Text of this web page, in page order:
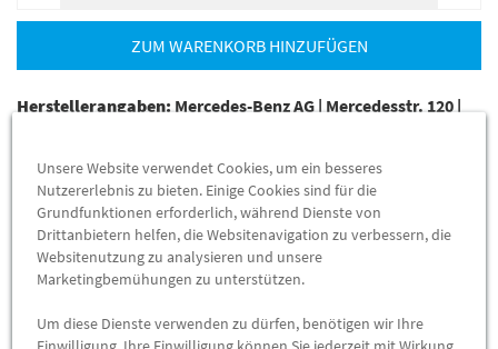
ZUM WARENKORB HINZUFÜGEN
Herstellerangaben:Mercedes-Benz AG |Mercedesstr. 120 |
dialog.mb@mercedes-benz.com
Webseite:
https://www.mercedes-benz.com
Mercedes-Benz GPS-Dachantenne Sprinter W906 – Originalteil
für besten Empfang
entscheidend. Die Original
Mercedes-Benz GPS-Dachantenne
Unsere Website verwendet Cookies, um ein besseres
Nutzererlebnis zu bieten. Einige Cookies sind für die
Grundfunktionen erforderlich, während Dienste von
Drittanbietern helfen, die Websitenavigation zu verbessern, die
Websitenutzung zu analysieren und unsere
Marketingbemühungen zu unterstützen.
Um diese Dienste verwenden zu dürfen, benötigen wir Ihre